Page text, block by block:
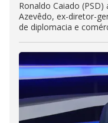
Ronaldo Caiado
Azevêdo, ex-diretor-
de diplomacia e